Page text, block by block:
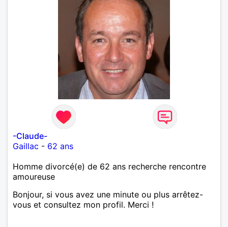
-Claude-
Gaillac - 62 ans
Homme divorcé(e) de 62 ans recherche rencontre
amoureuse
Bonjour, si vous avez une minute ou plus arrêtez-
vous et consultez mon profil. Merci !